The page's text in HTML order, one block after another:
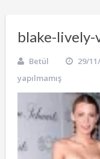
blake-lively-
Betül 29/
yapılmamış